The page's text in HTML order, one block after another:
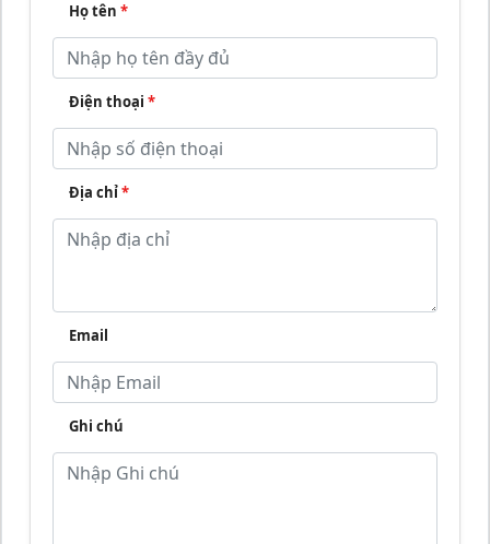
Họ tên *
Điện thoại *
Địa chỉ*
Email
Ghi chú